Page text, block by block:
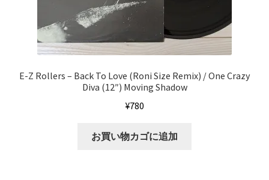
E-Z Rollers ‎– Back To Love (Roni Size Remix) / One Crazy
Diva (12″) Moving Shadow
¥780
お買い物カゴに追加